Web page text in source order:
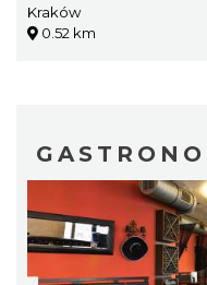
Kraków
0.52 km